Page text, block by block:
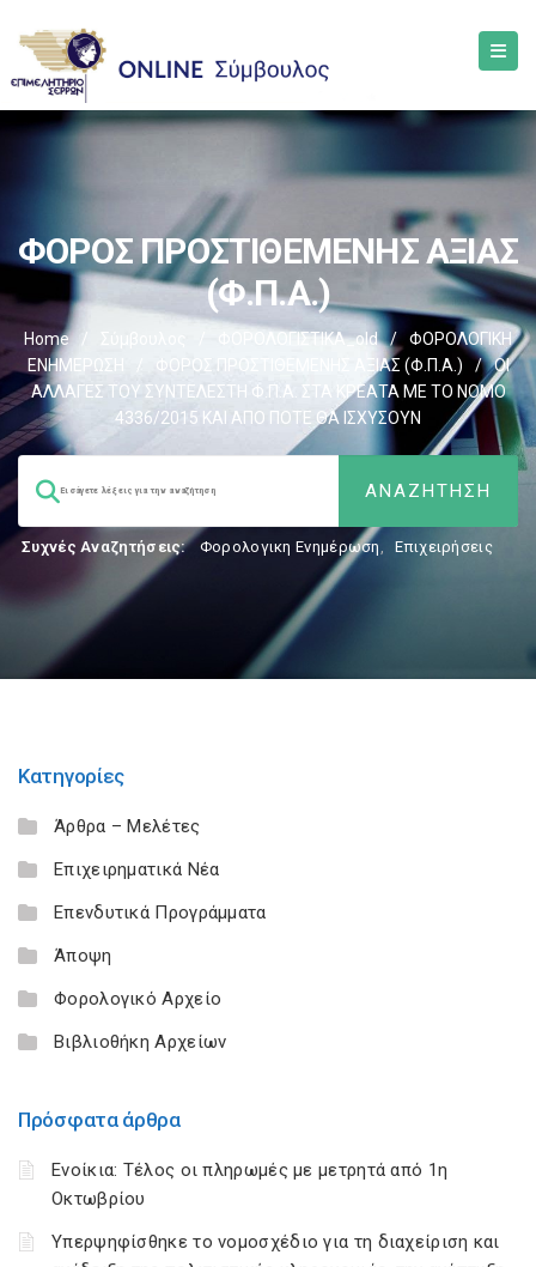
ΦΟΡΟΣ ΠΡΟΣΤΙΘΕΜΕΝΗΣ ΑΞΙΑΣ
(Φ.Π.Α.)
Home / Σύμβουλος ΦΟΡΟΛΟΓΙΣΤΙΚΑ_old /
ΦΟΡΟΛΟΓΙΚΗ
ΕΝΗΜΕΡΩΣΗ
/ ΦΟΡΟΣ ΠΡΟΣΤΙΘΕΜΕΝΗΣ ΑΞΙΑΣ (Φ.Π.Α.) /
ΟΙ
ΑΛΛΑΓΕΣ ΤΟΥ ΣΥΝΤΕΛΕΣΤΗ Φ.Π.Α. ΣΤΑ ΚΡΕΑΤΑ ΜΕ ΤΟ ΝΟΜΟ
4336/2015 ΚΑΙ ΑΠΟ ΠΟΤΕ ΘΑ ΙΣΧΥΣΟΥΝ
Συχνές Αναζητήσεις: Φορολογικη Ενημέρωση, Επιχειρήσεις
Κατηγορίες
Άρθρα – Μελέτες
Επιχειρηματικά Νέα
Επενδυτικά Προγράμματα
Άποψη
Φορολογικό Αρχείο
Βιβλιοθήκη Αρχείων
Πρόσφατα άρθρα
Ενοίκια: Τέλος οι πληρωμές με μετρητά από 1η
Οκτωβρίου
Υπερψηφίσθηκε το νομοσχέδιο για τη διαχείριση και